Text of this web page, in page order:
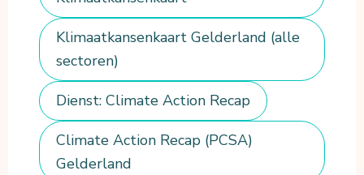
Klimaatkansenkaart Gelderland (alle
sectoren)
Dienst: Climate Action Recap
Climate Action Recap (PCSA)
Gelderland